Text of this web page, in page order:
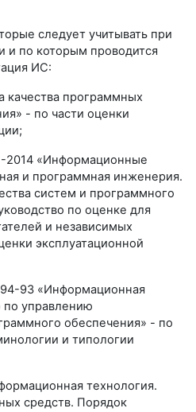
следует учитывать при
и по которым проводится
ИС:
программных
- по части оценки
«Информационные
и программная инженерия.
систем и программного
по оценке для
и независимых
эксплуатационной
93 «Информационная
по управлению
обеспечения» - по
и типологии
технология.
средств. Порядок